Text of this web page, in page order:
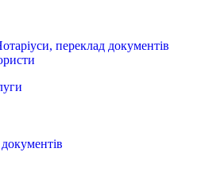
переклад документів